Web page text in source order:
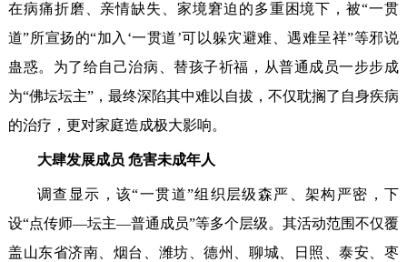
在病痛折磨、亲情缺失、家境窘迫的多重困境下，被“一贯
道”所宣扬的“加入‘一贯道’可以躲灾避难、遇难呈祥”等邪说
蛊惑。为了给自己治病、替孩子祈福，从普通成员一步步成
为“佛坛坛主”，最终深陷其中难以自拔，不仅耽搁了自身疾病
的治疗，更对家庭造成极大影响。
大肆发展成员 危害未成年人
调查显示，该“一贯道”组织层级森严、架构严密，下
设“点传师—坛主—普通成员”等多个层级。其活动范围不仅覆
盖山东省济南、烟台、潍坊、德州、聊城、日照、泰安、枣